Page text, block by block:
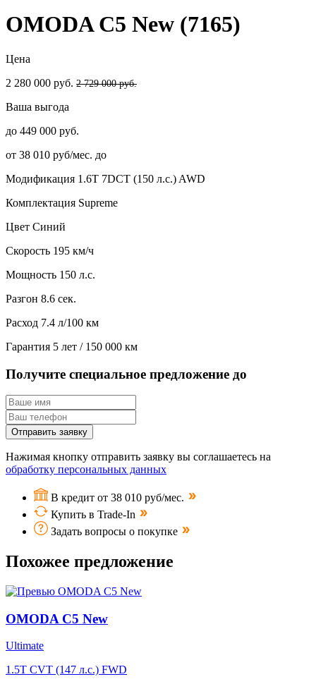
OMODA C5 New (7165)
Цена
2 280 000 руб. 2 729 000 руб.
Ваша выгода
до 449 000 руб.
от 38 010 руб/мес. до
Модификация 1.6T 7DCT (150 л.с.) AWD
Комплектация Supreme
Цвет Синий
Скорость 195 км/ч
Мощность 150 л.с.
Разгон 8.6 сек.
Расход 7.4 л/100 км
Гарантия 5 лет / 150 000 км
Получите специальное предложение до
Отправить заявку
Нажимая кнопку отправить заявку вы соглашаетесь на
обработку персональных данных
В кредит от 38 010 руб/мес.
Купить в Trade-In
Задать вопросы о покупке
Похожее предложение
OMODA C5 New
Ultimate
1.5T CVT (147 л.с.) FWD